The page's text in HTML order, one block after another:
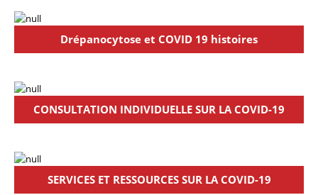
Drépanocytose et COVID 19 histoires
CONSULTATION INDIVIDUELLE SUR LA COVID-19
SERVICES ET RESSOURCES SUR LA COVID-19